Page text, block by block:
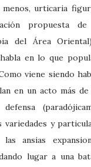
menos, urticaria
propuesta de
del Área
en lo que
viene siendo
en un acto más
variedades y
las ansias
lugar a una